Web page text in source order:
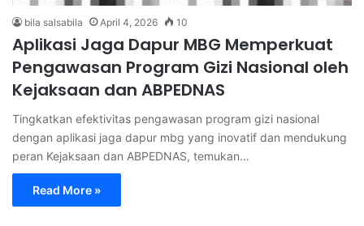
bila salsabila April 4, 2026 10
Aplikasi Jaga Dapur MBG Memperkuat
Pengawasan Program Gizi Nasional oleh
Kejaksaan dan ABPEDNAS
Tingkatkan efektivitas pengawasan program gizi nasional
dengan aplikasi jaga dapur mbg yang inovatif dan mendukung
peran Kejaksaan dan ABPEDNAS, temukan…
Read More »